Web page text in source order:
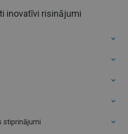
inovatīvi risinājumi
stiprinājumi